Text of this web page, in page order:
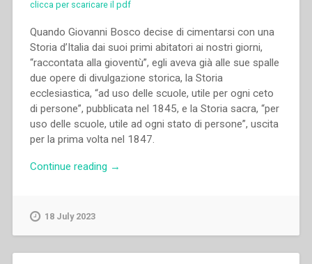
clicca per scaricare il pdf
Quando Giovanni Bosco decise di cimentarsi con una
Storia d’Italia dai suoi primi abitatori ai nostri giorni,
“raccontata alla gioventù”, egli aveva già alle sue spalle
due opere di divulgazione storica, la Storia
ecclesiastica, “ad uso delle scuole, utile per ogni ceto
di persone”, pubblicata nel 1845, e la Storia sacra, “per
uso delle scuole, utile ad ogni stato di persone”, uscita
per la prima volta nel 1847.
Continue reading “Francesco
→
18 July 2023